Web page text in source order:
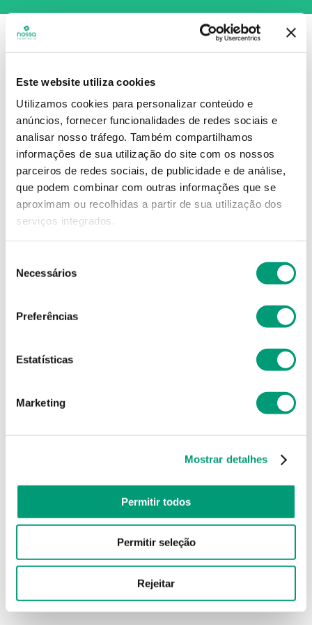
Este website utiliza cookies
Utilizamos cookies para personalizar conteúdo e
anúncios, fornecer funcionalidades de redes sociais e
analisar nosso tráfego. Também compartilhamos
informações de sua utilização do site com os nossos
parceiros de redes sociais, de publicidade e de análise,
que podem combinar com outras informações que se
aproximam ou recolhidas a partir de sua utilização dos
serviços integrados.
Necessários
Preferências
Estatísticas
Marketing
Mostrar detalhes
Permitir todos
Permitir seleção
Rejeitar